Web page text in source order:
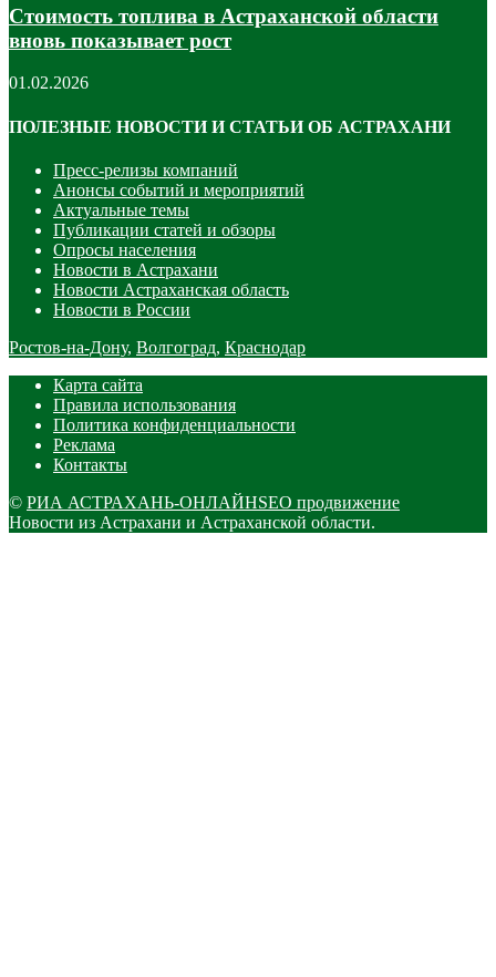
Стоимость топлива в Астраханской области
вновь показывает рост
01.02.2026
ПОЛЕЗНЫЕ НОВОСТИ И СТАТЬИ ОБ АСТРАХАНИ
Пресс-релизы компаний
Анонсы событий и мероприятий
Актуальные темы
Публикации статей и обзоры
Опросы населения
Новости в Астрахани
Новости Астраханская область
Новости в России
Ростов-на-Дону, Волгоград, Краснодар
Карта сайта
Правила использования
Политика конфиденциальности
Реклама
Контакты
© РИА АСТРАХАНЬ-ОНЛАЙНSEO продвижение
Новости из Астрахани и Астраханской области.